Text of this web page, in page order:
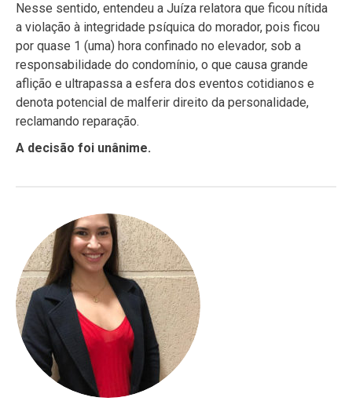
Nesse sentido, entendeu a Juíza relatora que ficou nítida
a violação à integridade psíquica do morador, pois ficou
por quase 1 (uma) hora confinado no elevador, sob a
responsabilidade do condomínio, o que causa grande
aflição e ultrapassa a esfera dos eventos cotidianos e
denota potencial de malferir direito da personalidade,
reclamando reparação.
A decisão foi unânime.